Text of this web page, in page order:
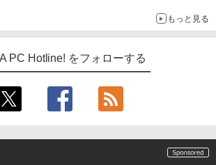
もっと見る
PC Hotline! をフォローする